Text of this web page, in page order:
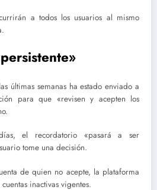
a todos los usuarios al mismo
últimas semanas ha estado enviado a
para que «revisen y acepten los
el recordatorio «pasará a ser
tome una decisión.
de quien no acepte, la plataforma
inactivas vigentes.